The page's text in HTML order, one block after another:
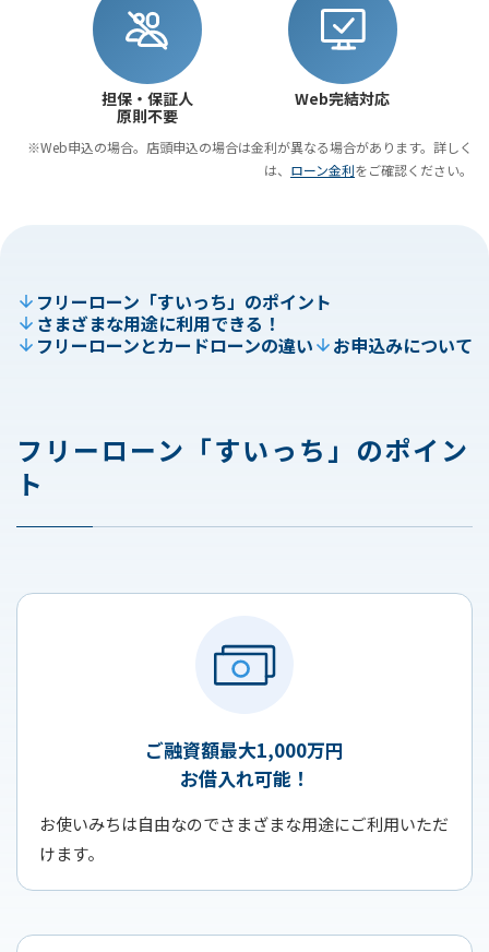
担保・保証人
原則不要
Web完結対応
※Web申込の場合。店頭申込の場合は金利が異なる場合があります。詳しく
は、 ローン金利をご確認ください。
フリーローン「すいっち」のポイント
さまざまな用途に利用できる！
フリーローンとカードローンの違い
お申込みについて
フリーローン「すいっち」のポイン
ト
ご融資額最大1,000万円
お借入れ可能！
お使いみちは自由なのでさまざまな用途にご利用いただ
けます。